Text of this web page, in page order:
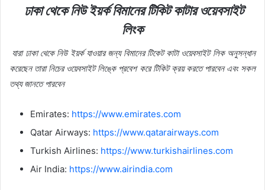
ঢাকা থেকেনিউ ইয়র্কবিমানেরটিকিট কাটার ওয়েবসাইট
লিংক
যারা ঢাকা থেকে নিউ ইয়র্ক যাওয়ার জন্য বিমানের টিকেট কাটা ওয়েবসাইট লিক অনুসন্ধান
করেছেন তারা নিচের ওয়েবসাইট লিঙ্কে প্রবেশ করে টিকিট ক্রয় করতে পারবেন এবং সকল
তথ্য জানতে পারবেন
Emirates: https://www.emirates.com
Qatar Airways: https://www.qatarairways.com
Turkish Airlines: https://www.turkishairlines.com
Air India: https://www.airindia.com